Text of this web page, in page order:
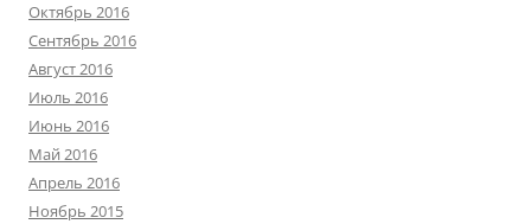
Октябрь 2016
Сентябрь 2016
Август 2016
Июль 2016
Июнь 2016
Май 2016
Апрель 2016
Ноябрь 2015